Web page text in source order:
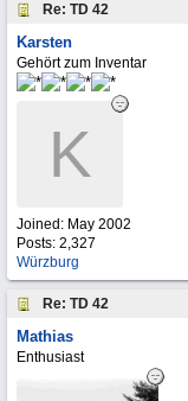
Re: TD 42
Karsten
Gehört zum Inventar
K
Joined: May 2002
Posts: 2,327
Würzburg
Re: TD 42
Mathias
Enthusiast